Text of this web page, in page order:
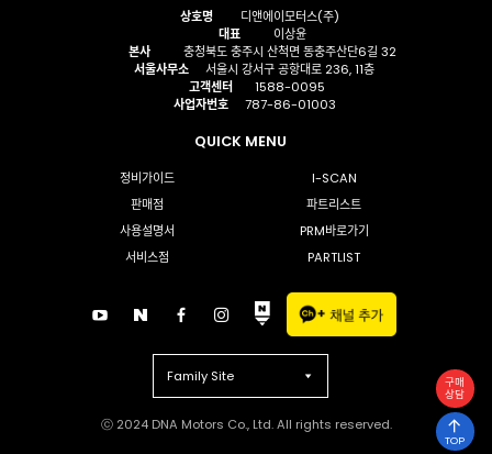
상호명
디앤에이모터스(주)
대표
이상윤
본사
충청북도 충주시 산척면 동충주산단6길 32
서울사무소
서울시 강서구 공항대로 236, 11층
고객센터
1588-0095
사업자번호
787-86-01003
QUICK MENU
정비가이드
I-SCAN
판매점
파트리스트
사용설명서
PRM바로가기
서비스점
PARTLIST
Family Site
ⓒ 2024 DNA Motors Co., Ltd. All rights reserved.
구매
상담
TOP